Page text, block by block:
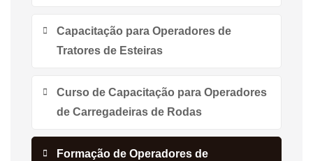
Capacitação para Operadores de
Tratores de Esteiras
Curso de Capacitação para Operadores
de Carregadeiras de Rodas
Formação de Operadores de